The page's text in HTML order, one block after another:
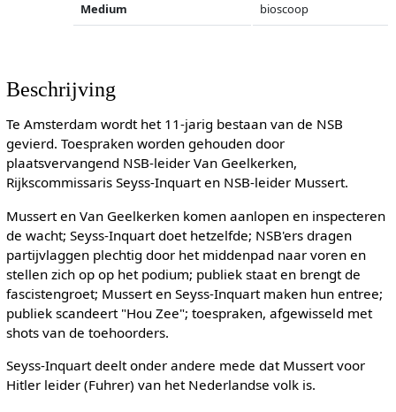
Medium bioscoop
Beschrijving
Te Amsterdam wordt het 11-jarig bestaan van de NSB
gevierd. Toespraken worden gehouden door
plaatsvervangend NSB-leider Van Geelkerken,
Rijkscommissaris Seyss-Inquart en NSB-leider Mussert.
Mussert en Van Geelkerken komen aanlopen en inspecteren
de wacht; Seyss-Inquart doet hetzelfde; NSB'ers dragen
partijvlaggen plechtig door het middenpad naar voren en
stellen zich op op het podium; publiek staat en brengt de
fascistengroet; Mussert en Seyss-Inquart maken hun entree;
publiek scandeert "Hou Zee"; toespraken, afgewisseld met
shots van de toehoorders.
Seyss-Inquart deelt onder andere mede dat Mussert voor
Hitler leider (Fuhrer) van het Nederlandse volk is.